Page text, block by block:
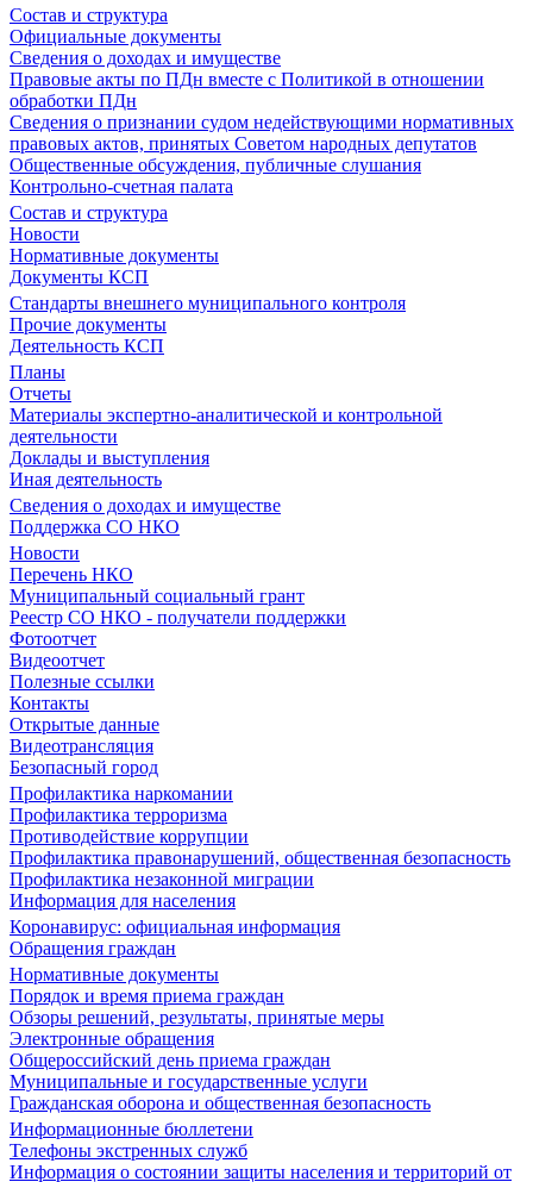
Состав и структура
Официальные документы
Сведения о доходах и имуществе
Правовые акты по ПДн вместе с Политикой в отношении
обработки ПДн
Сведения о признании судом недействующими нормативных
правовых актов, принятых Советом народных депутатов
Общественные обсуждения, публичные слушания
Контрольно-счетная палата
Состав и структура
Новости
Нормативные документы
Документы КСП
Стандарты внешнего муниципального контроля
Прочие документы
Деятельность КСП
Планы
Отчеты
Материалы экспертно-аналитической и контрольной
деятельности
Доклады и выступления
Иная деятельность
Сведения о доходах и имуществе
Поддержка СО НКО
Новости
Перечень НКО
Муниципальный социальный грант
Реестр СО НКО - получатели поддержки
Фотоотчет
Видеоотчет
Полезные ссылки
Контакты
Открытые данные
Видеотрансляция
Безопасный город
Профилактика наркомании
Профилактика терроризма
Противодействие коррупции
Профилактика правонарушений, общественная безопасность
Профилактика незаконной миграции
Информация для населения
Коронавирус: официальная информация
Обращения граждан
Нормативные документы
Порядок и время приема граждан
Обзоры решений, результаты, принятые меры
Электронные обращения
Общероссийский день приема граждан
Муниципальные и государственные услуги
Гражданская оборона и общественная безопасность
Информационные бюллетени
Телефоны экстренных служб
Информация о состоянии защиты населения и территорий от